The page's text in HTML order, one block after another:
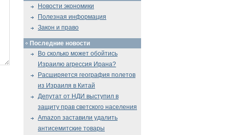
Новости экономики
Полезная информация
Закон и право
Последние новости
Во сколько может обойтись
Израилю агрессия Ирана?
Расширяется география полетов
из Израиля в Китай
Депутат от НДИ выступил в
защиту прав светского населения
Amazon заставили удалить
антисемитские товары